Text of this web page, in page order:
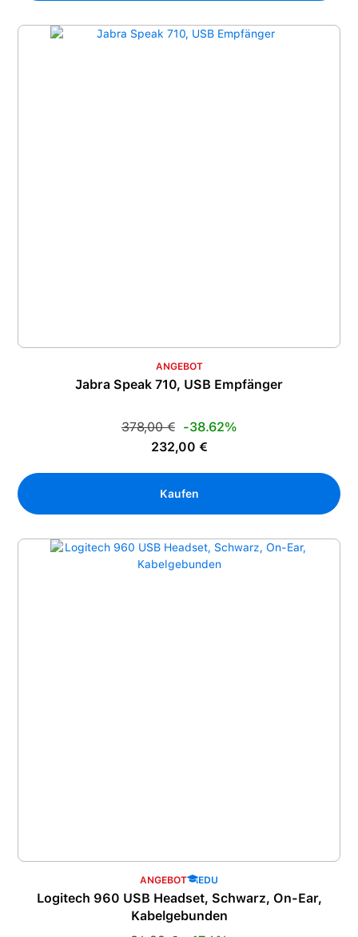
ANGEBOT
Jabra Speak 710, USB Empfänger
Verkaufspreis:
Regulärer Preis:
378,00 € -38.62%
232,00 €
Kaufen
ANGEBOT EDU
Logitech 960 USB Headset, Schwarz, On-Ear,
Kabelgebunden